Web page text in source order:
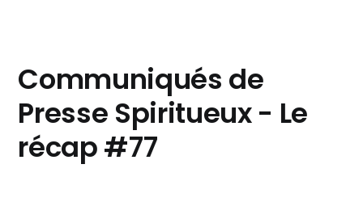
Communiqués de
Presse Spiritueux - Le
récap #77